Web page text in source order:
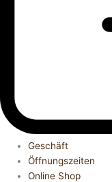
Geschäft
Öffnungszeiten
Online Shop